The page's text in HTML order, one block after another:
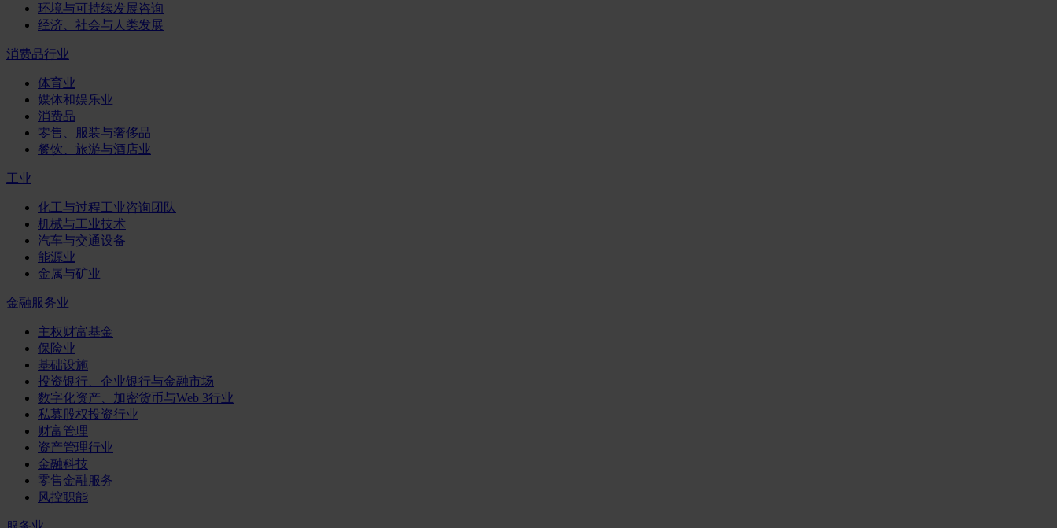
环境与可持续发展咨询
经济、社会与人类发展
消费品行业
体育业
媒体和娱乐业
消费品
零售、服装与奢侈品
餐饮、旅游与酒店业
工业
化工与过程工业咨询团队
机械与工业技术
汽车与交通设备
能源业
金属与矿业
金融服务业
主权财富基金
保险业
基础设施
投资银行、企业银行与金融市场
数字化资产、加密货币与Web 3行业
私募股权投资行业
财富管理
资产管理行业
金融科技
零售金融服务
风控职能